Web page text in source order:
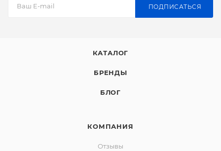
ПОДПИСАТЬСЯ
КАТАЛОГ
БРЕНДЫ
БЛОГ
КОМПАНИЯ
Отзывы